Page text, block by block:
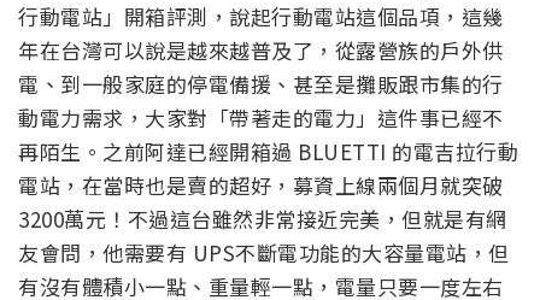
行動電站」開箱評測，說起行動電站這個品項，這幾
年在台灣可以說是越來越普及了，從露營族的戶外供
電、到一般家庭的停電備援、甚至是攤販跟市集的行
動電力需求，大家對「帶著走的電力」這件事已經不
再陌生。之前阿達已經開箱過 BLUETTI 的電吉拉行動
電站，在當時也是賣的超好，募資上線兩個月就突破
3200萬元！不過這台雖然非常接近完美，但就是有網
友會問，他需要有 UPS不斷電功能的大容量電站，但
有沒有體積小一點、重量輕一點，電量只要一度左右